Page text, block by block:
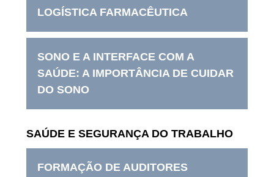
LOGÍSTICA FARMACÊUTICA
SONO E A INTERFACE COM A
SAÚDE: A IMPORTÂNCIA DE CUIDAR
DO SONO
SAÚDE E SEGURANÇA DO TRABALHO
FORMAÇÃO DE AUDITORES